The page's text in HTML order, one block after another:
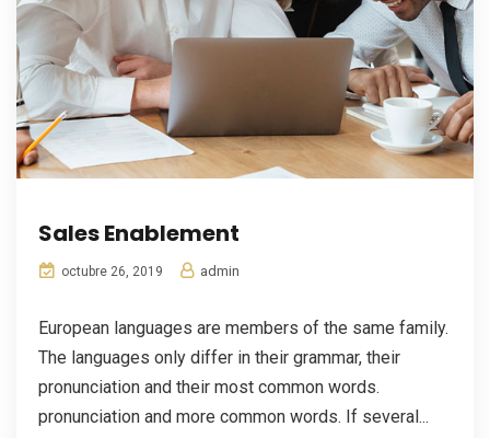
Sales Enablement
octubre 26, 2019 admin
European languages are members of the same family.
The languages only differ in their grammar, their
pronunciation and their most common words.
pronunciation and more common words. If several...